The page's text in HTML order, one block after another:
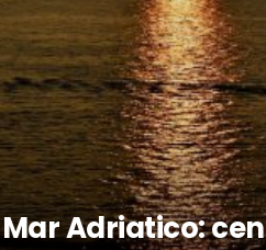
Mar Adriatico: